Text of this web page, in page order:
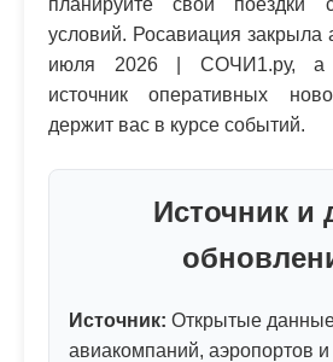
планируйте свои поездки
условий. Росавиация закрыла
июля 2026 | СОЧИ1.ру, а
источник оперативных
держит вас в курсе событий.
Источник и
Источник: Открытые
авиакомпаний, аэропортов